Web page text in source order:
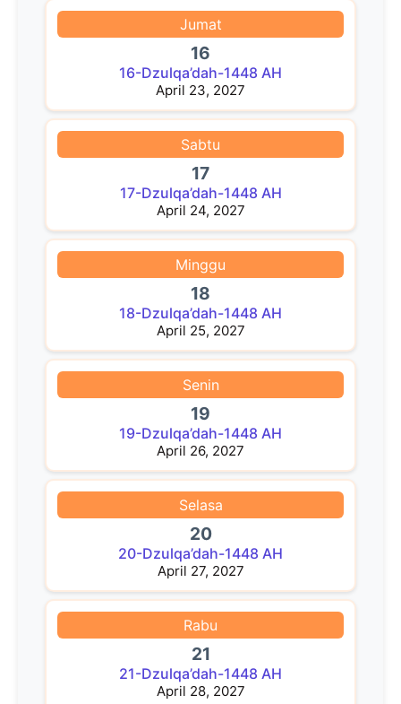
Jumat
16
16-Dzulqa’dah-1448 AH
April 23, 2027
Sabtu
17
17-Dzulqa’dah-1448 AH
April 24, 2027
Minggu
18
18-Dzulqa’dah-1448 AH
April 25, 2027
Senin
19
19-Dzulqa’dah-1448 AH
April 26, 2027
Selasa
20
20-Dzulqa’dah-1448 AH
April 27, 2027
Rabu
21
21-Dzulqa’dah-1448 AH
April 28, 2027